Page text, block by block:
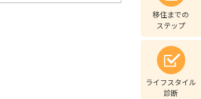
移住までの
ステップ
ライフスタイル
診断